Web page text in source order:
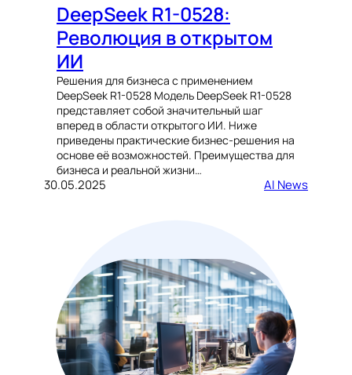
DeepSeek R1-0528:
Революция в открытом
ИИ
Решения для бизнеса с применением
DeepSeek R1-0528 Модель DeepSeek R1-0528
представляет собой значительный шаг
вперед в области открытого ИИ. Ниже
приведены практические бизнес-решения на
основе её возможностей. Преимущества для
бизнеса и реальной жизни…
30.05.2025 AI News